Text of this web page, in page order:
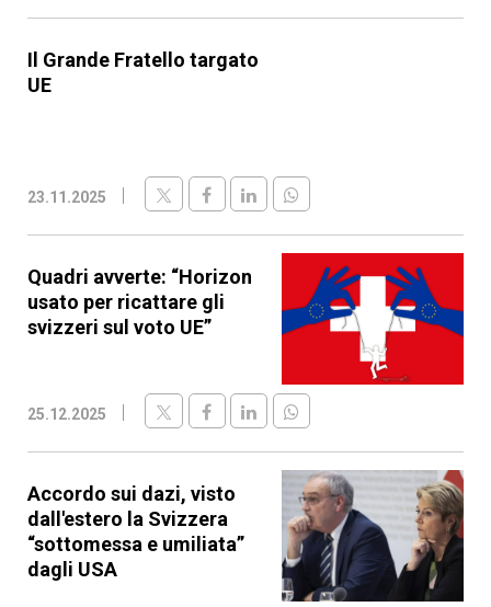
Il Grande Fratello targato
UE
23.11.2025
Quadri avverte: “Horizon
usato per ricattare gli
svizzeri sul voto UE”
25.12.2025
Accordo sui dazi, visto
dall'estero la Svizzera
“sottomessa e umiliata”
dagli USA